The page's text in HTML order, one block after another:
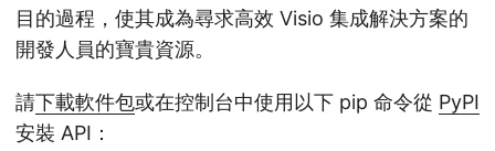
目的過程，使其成為尋求高效 Visio 集成解決方案的
開發人員的寶貴資源。
請下載軟件包或在控制台中使用以下 pip 命令從 PyPI
安裝 API：